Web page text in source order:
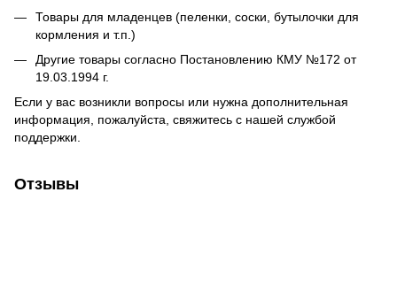
Товары для младенцев (пеленки, соски, бутылочки для
кормления и т.п.)
Другие товары согласно Постановлению КМУ №172 от
19.03.1994 г.
Если у вас возникли вопросы или нужна дополнительная
информация, пожалуйста, свяжитесь с нашей службой
поддержки.
Отзывы